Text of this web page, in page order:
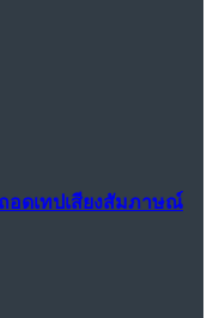
อดเทปเสียงสัมภาษณ์